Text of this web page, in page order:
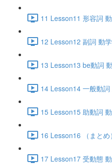
11 Lesson11 形容詞
12 Lesson12 副詞 動
13 Lesson13 be動詞
14 Lesson14 一般動
15 Lesson15 助動詞
16 Lesson16 （まと
17 Lesson17 受動態